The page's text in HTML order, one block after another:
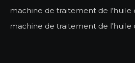
machine de traitement de l’huile
machine de traitement de l’huile